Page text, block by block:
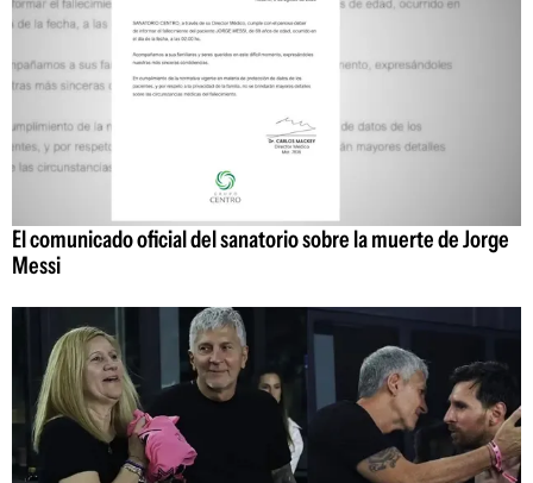
El comunicado oficial del sanatorio sobre la muerte de Jorge
Messi